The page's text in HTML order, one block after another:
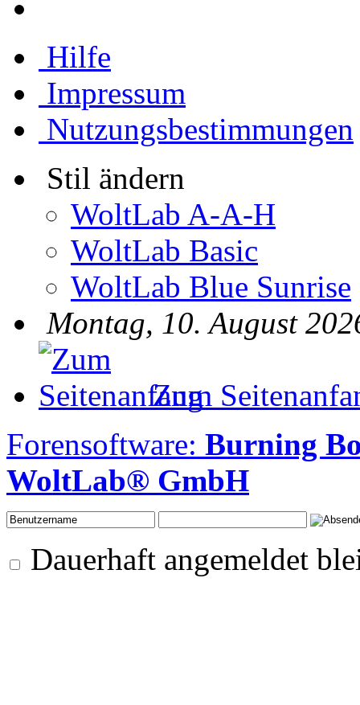
Hilfe
Impressum
Nutzungsbestimmungen
Stil ändern
WoltLab A-A-H
WoltLab Basic
WoltLab Blue Sunrise
Montag, 10. August
Zum
Forensoftware: Burning
WoltLab® GmbH
Dauerhaft angemeldet